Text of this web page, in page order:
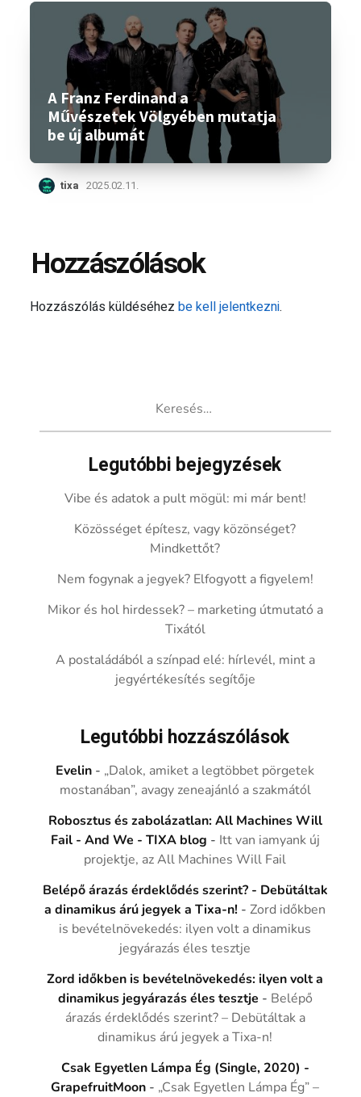
A Franz Ferdinand a
Művészetek Völgyében mutatja
be új albumát
tixa 2025.02.11.
Hozzászólások
Hozzászólás küldéséhezbe kell jelentkezni.
Legutóbbi bejegyzések
Vibe és adatok a pult mögül: mi már bent!
Közösséget építesz, vagy közönséget?
Mindkettőt?
Nem fogynak a jegyek? Elfogyott a figyelem!
Mikor és hol hirdessek? – marketing útmutató a
Tixától
A postaládából a színpad elé: hírlevél, mint a
jegyértékesítés segítője
Legutóbbi hozzászólások
Evelin - „Dalok, amiket a legtöbbet pörgetek
mostanában”, avagy zeneajánló a szakmától
Robosztus és zabolázatlan: All Machines Will
Fail - And We - TIXA blog - Itt van iamyank új
projektje, az All Machines Will Fail
Belépő árazás érdeklődés szerint? - Debütáltak
a dinamikus árú jegyek a Tixa-n! -Zord időkben
is bevételnövekedés: ilyen volt a dinamikus
jegyárazás éles tesztje
Zord időkben is bevételnövekedés: ilyen volt a
dinamikus jegyárazás éles tesztje - Belépő
árazás érdeklődés szerint? – Debütáltak a
dinamikus árú jegyek a Tixa-n!
Csak Egyetlen Lámpa Ég (Single, 2020) -
GrapefruitMoon - „Csak Egyetlen Lámpa Ég” –